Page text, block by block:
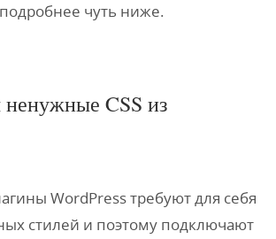
чуть ниже.
CSS из
WordPress требуют для себя
стилей и поэтому подключают